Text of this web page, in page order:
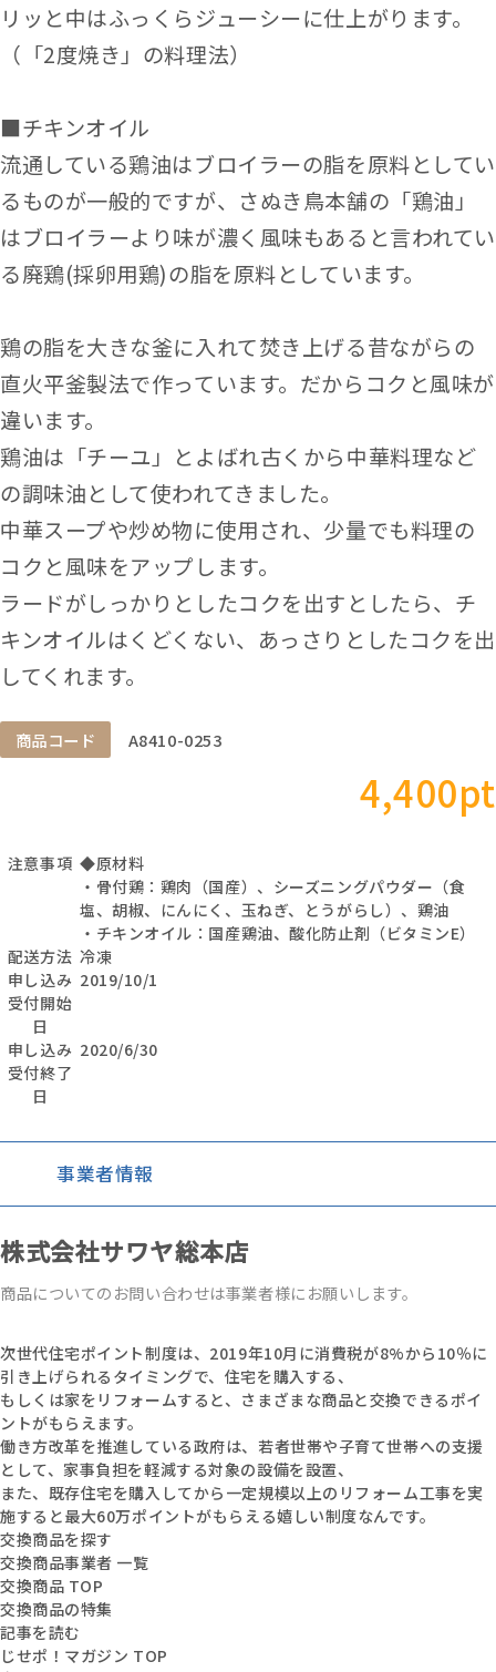
リッと中はふっくらジューシーに仕上がります。
（「2度焼き」の料理法）
■チキンオイル
流通している鶏油はブロイラーの脂を原料としてい
るものが一般的ですが、さぬき鳥本舗の「鶏油」
はブロイラーより味が濃く風味もあると言われてい
る廃鶏(採卵用鶏)の脂を原料としています。
鶏の脂を大きな釜に入れて焚き上げる昔ながらの
直火平釜製法で作っています。だからコクと風味が
違います。
鶏油は「チーユ」とよばれ古くから中華料理など
の調味油として使われてきました。
中華スープや炒め物に使用され、少量でも料理の
コクと風味をアップします。
ラードがしっかりとしたコクを出すとしたら、チ
キンオイルはくどくない、あっさりとしたコクを出
してくれます。
商品コード A8410-0253
4,400pt
注意事項 ◆原材料
・骨付鶏：鶏肉（国産）、シーズニングパウダー（食
塩、胡椒、にんにく、玉ねぎ、とうがらし）、鶏油
・チキンオイル：国産鶏油、酸化防止剤（ビタミンE）
配送方法 冷凍
申し込み
受付開始
日
2019/10/1
申し込み
受付終了
日
2020/6/30
事業者情報
株式会社サワヤ総本店
商品についてのお問い合わせは事業者様にお願いします。
次世代住宅ポイント制度は、2019年10月に消費税が8%から10％に
引き上げられるタイミングで、住宅を購入する、
もしくは家をリフォームすると、さまざまな商品と交換できるポイ
ントがもらえます。
働き方改革を推進している政府は、若者世帯や子育て世帯への支援
として、家事負担を軽減する対象の設備を設置、
また、既存住宅を購入してから一定規模以上のリフォーム工事を実
施すると最大60万ポイントがもらえる嬉しい制度なんです。
交換商品を探す
交換商品事業者 一覧
交換商品 TOP
交換商品の特集
記事を読む
じせポ！マガジン TOP